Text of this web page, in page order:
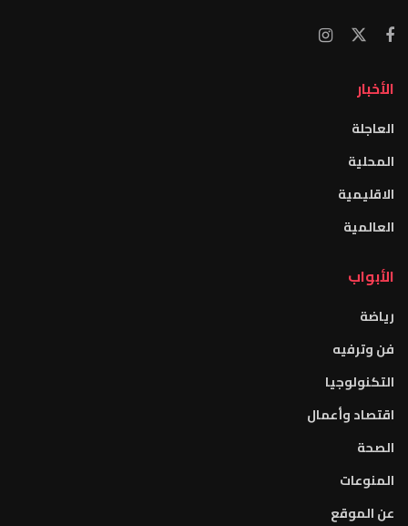
الأخبار
العاجلة
المحلية
الاقليمية
العالمية
الأبواب
رياضة
فن وترفيه
التكنولوجيا
اقتصاد وأعمال
الصحة
المنوعات
عن الموقع